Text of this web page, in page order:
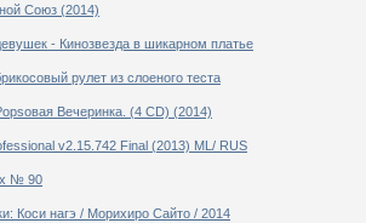
Союз (2014)
- Кинозвезда в шикарном платье
рулет из слоеного теста
Вечеринка. (4 CD) (2014)
v2.15.742 Final (2013) ML/ RUS
№ 90
Коси нагэ / Морихиро Сайто / 2014